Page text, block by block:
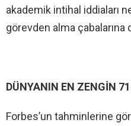
akademik intihal iddiaları
görevden alma çabalarına
DÜNYANIN EN ZENGİN
Forbes’un tahminlerine